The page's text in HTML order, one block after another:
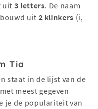
uit 3 letters. De naam
uit 2 klinkers (i,
Tia
staat in de lijst van de
meest gegeven
je de populariteit van